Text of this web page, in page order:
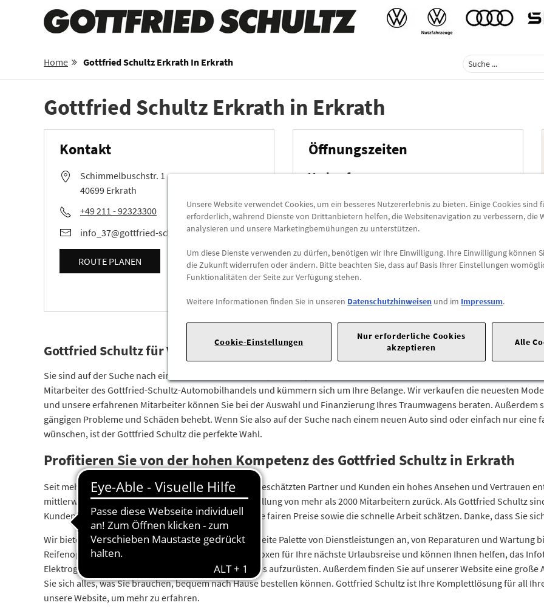
Home Gottfried Schultz Erkrath In Erkrath
Gottfried Schultz Erkrath in Erkrath
Kontakt
Schimmelbuschstr. 1
40699 Erkrath
+49 211 - 92323300
info_37@gottfried-schultz.de
ROUTE PLANEN
Öffnungszeiten
Verkauf
Sa: 9.00 - 13.00 Uhr
Mo-Fr: 7.00 - 18.00 Uhr
Sa: 9.00 - 13.00 Uhr
Gottfried Schultz für VW, Skoda, Seat und Cupra in Erkrath
Sie sind auf der Suche nach einem Autozentrum für VW, Seat, Cupra oder Skoda? In Erkrath sind Sie in der
Mitarbeiter des Gottfried-Schultz-Automobilhandels und kümmern sich um Ihre Belange. Wir verkaufen die neuesten
und unsere erfahrenen Mitarbeiter können Sie bei der Auswahl und Finanzierung Ihres Traumwagens beraten.
gängigen Probleme und Schäden behebt. Wenn Sie also auf der Suche nach einem neuen Auto sind oder einfach nur
wünschen, ist der Gottfried Schultz die perfekte Wahl.
Profitieren Sie von der hohen Kompetenz des Gottfried Schultz in Erkrath
Seit mehr als neun Jahrzehnten bringen uns unsere geschätzten Partner und Kunden ein hohes Ansehen und Vertrauen
mittlerweile 28 erfolgreicher Standorte und die Einstellung von mehr als 2000 Mitarbeitern zurück. Als Gottfried Schultz
Kunden täglich ihre Fahrzeige anvertrauen und unsere fairen Preise sowie die schnelle Arbeit schätzen. Danke, dass Sie
Wir bieten in unserem Autozentrum in Erkrath eine breite Palette von Dienstleistungen an, von Reparaturen und Wartung
Reifenoptionen und mehr. Wir vermieten auch Dachboxen für Ihre nächste Urlaubsreise und können Ihnen helfen, das
Elektrogeräten wie Navigationsgeräten und Autoradios aufzurüsten. Außerdem finden Sie auf unserer Website eine
Sie sich alles, was Sie brauchen, bequem nach Hause bestellen können. Gottfried Schultz ist Ihre Komplettlösung für all
unsere Website, um mehr zu erfahren.
Unsere Website verwendet Cookies, um ein besseres Nutzererlebnis zu bieten. Einige Cookies
erforderlich, während Dienste von Drittanbietern helfen, die Websitenavigation zu verbessern, die
analysieren und unsere Marketingbemühungen zu unterstützen.
Um diese Dienste verwenden zu dürfen, benötigen wir Ihre Einwilligung. Ihre Einwilligung können
die Zukunft widerrufen oder ändern. Bitte beachten Sie, dass auf Basis Ihrer Einstellungen
Funktionalitäten der Seite zur Verfügung stehen.
Weitere Informationen finden Sie in unseren Datenschutzhinweisen und im Impressum.
Cookie-Einstellungen
Nur erforderliche Cookies
akzeptieren
Alle